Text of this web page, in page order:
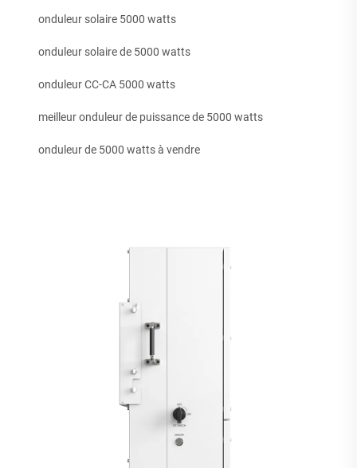
onduleur solaire 5000 watts
onduleur solaire de 5000 watts
onduleur CC-CA 5000 watts
meilleur onduleur de puissance de 5000 watts
onduleur de 5000 watts à vendre